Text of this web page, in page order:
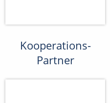
Kooperations-
Partner